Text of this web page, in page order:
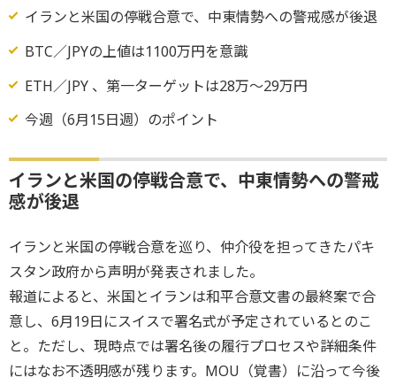
イランと米国の停戦合意で、中東情勢への警戒感が後退
BTC／JPYの上値は1100万円を意識
ETH／JPY 、第一ターゲットは28万〜29万円
今週（6月15日週）のポイント
イランと米国の停戦合意で、中東情勢への警戒
感が後退
イランと米国の停戦合意を巡り、仲介役を担ってきたパキ
スタン政府から声明が発表されました。
報道によると、米国とイランは和平合意文書の最終案で合
意し、6月19日にスイスで署名式が予定されているとのこ
と。ただし、現時点では署名後の履行プロセスや詳細条件
にはなお不透明感が残ります。MOU（覚書）に沿って今後